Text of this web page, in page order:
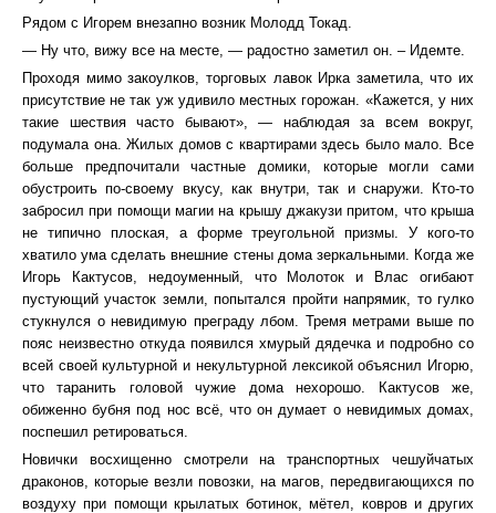
Рядом с Игорем внезапно возник Молодд Токад.
— Ну что, вижу все на месте, — радостно заметил он. – Идемте.
Проходя мимо закоулков, торговых лавок Ирка заметила, что их
присутствие не так уж удивило местных горожан. «Кажется, у них
такие шествия часто бывают», — наблюдая за всем вокруг,
подумала она. Жилых домов с квартирами здесь было мало. Все
больше предпочитали частные домики, которые могли сами
обустроить по-своему вкусу, как внутри, так и снаружи. Кто-то
забросил при помощи магии на крышу джакузи притом, что крыша
не типично плоская, а форме треугольной призмы. У кого-то
хватило ума сделать внешние стены дома зеркальными. Когда же
Игорь Кактусов, недоуменный, что Молоток и Влас огибают
пустующий участок земли, попытался пройти напрямик, то гулко
стукнулся о невидимую преграду лбом. Тремя метрами выше по
пояс неизвестно откуда появился хмурый дядечка и подробно со
всей своей культурной и некультурной лексикой объяснил Игорю,
что таранить головой чужие дома нехорошо. Кактусов же,
обиженно бубня под нос всё, что он думает о невидимых домах,
поспешил ретироваться.
Новички восхищенно смотрели на транспортных чешуйчатых
драконов, которые везли повозки, на магов, передвигающихся по
воздуху при помощи крылатых ботинок, мётел, ковров и других